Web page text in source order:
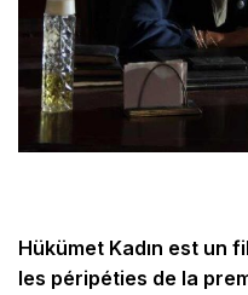
Hükümet Kadın est un
les péripéties de la